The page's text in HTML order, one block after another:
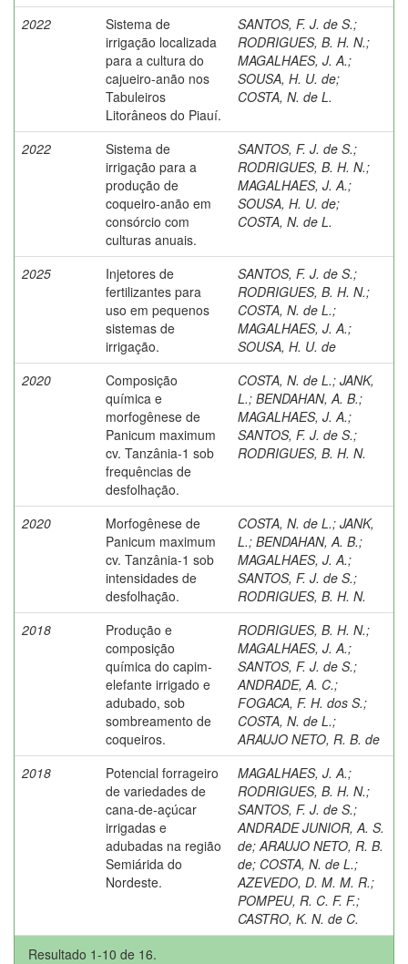
2022
Sistema de
irrigação localizada
para a cultura do
cajueiro-anão nos
Tabuleiros
Litorâneos do Piauí.
SANTOS, F. J. de S.;
RODRIGUES, B. H. N.;
MAGALHAES, J. A.;
SOUSA, H. U. de;
COSTA, N. de L.
2022
Sistema de
irrigação para a
produção de
coqueiro-anão em
consórcio com
culturas anuais.
SANTOS, F. J. de S.;
RODRIGUES, B. H. N.;
MAGALHAES, J. A.;
SOUSA, H. U. de;
COSTA, N. de L.
2025
Injetores de
fertilizantes para
uso em pequenos
sistemas de
irrigação.
SANTOS, F. J. de S.;
RODRIGUES, B. H. N.;
COSTA, N. de L.;
MAGALHAES, J. A.;
SOUSA, H. U. de
2020
Composição
química e
morfogênese de
Panicum maximum
cv. Tanzânia-1 sob
frequências de
desfolhação.
COSTA, N. de L.; JANK,
L.; BENDAHAN, A. B.;
MAGALHAES, J. A.;
SANTOS, F. J. de S.;
RODRIGUES, B. H. N.
2020
Morfogênese de
Panicum maximum
cv. Tanzânia-1 sob
intensidades de
desfolhação.
COSTA, N. de L.; JANK,
L.; BENDAHAN, A. B.;
MAGALHAES, J. A.;
SANTOS, F. J. de S.;
RODRIGUES, B. H. N.
2018
Produção e
composição
química do capim-
elefante irrigado e
adubado, sob
sombreamento de
coqueiros.
RODRIGUES, B. H. N.;
MAGALHAES, J. A.;
SANTOS, F. J. de S.;
ANDRADE, A. C.;
FOGACA, F. H. dos S.;
COSTA, N. de L.;
ARAUJO NETO, R. B. de
2018
Potencial forrageiro
de variedades de
cana-de-açúcar
irrigadas e
adubadas na região
Semiárida do
Nordeste.
MAGALHAES, J. A.;
RODRIGUES, B. H. N.;
SANTOS, F. J. de S.;
ANDRADE JUNIOR, A. S.
de; ARAUJO NETO, R. B.
de; COSTA, N. de L.;
AZEVEDO, D. M. M. R.;
POMPEU, R. C. F. F.;
CASTRO, K. N. de C.
Resultado 1-10 de 16.